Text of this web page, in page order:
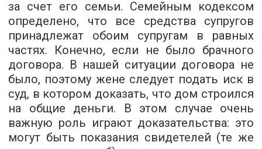
за счет его семьи. Семейным кодексом
определено, что все средства супругов
принадлежат обоим супругам в равных
частях. Конечно, если не было брачного
договора. В нашей ситуации договора не
было, поэтому жене следует подать иск в
суд, в котором доказать, что дом строился
на общие деньги. В этом случае очень
важную роль играют доказательства: это
могут быть показания свидетелей (те же